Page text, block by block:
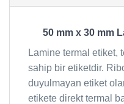
50 mm x 30 mm
Lamine termal etiket,
sahip bir etiketdir.
duyulmayan etiket
etikete direkt termal